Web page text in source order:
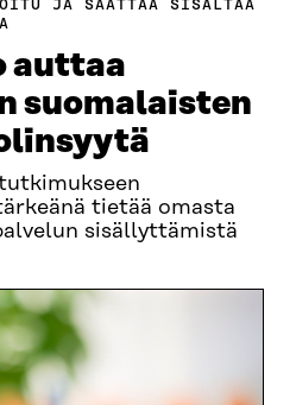
JA SAATTAA SISÄLTÄÄ
auttaa
suomalaisten
tietää omasta
sisällyttämistä